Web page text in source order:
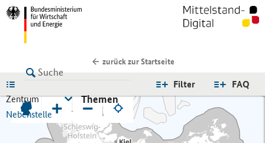
zurück zur Startseite
FAQ
Filter
Zentrum
Nebenstelle
Themen
+ −